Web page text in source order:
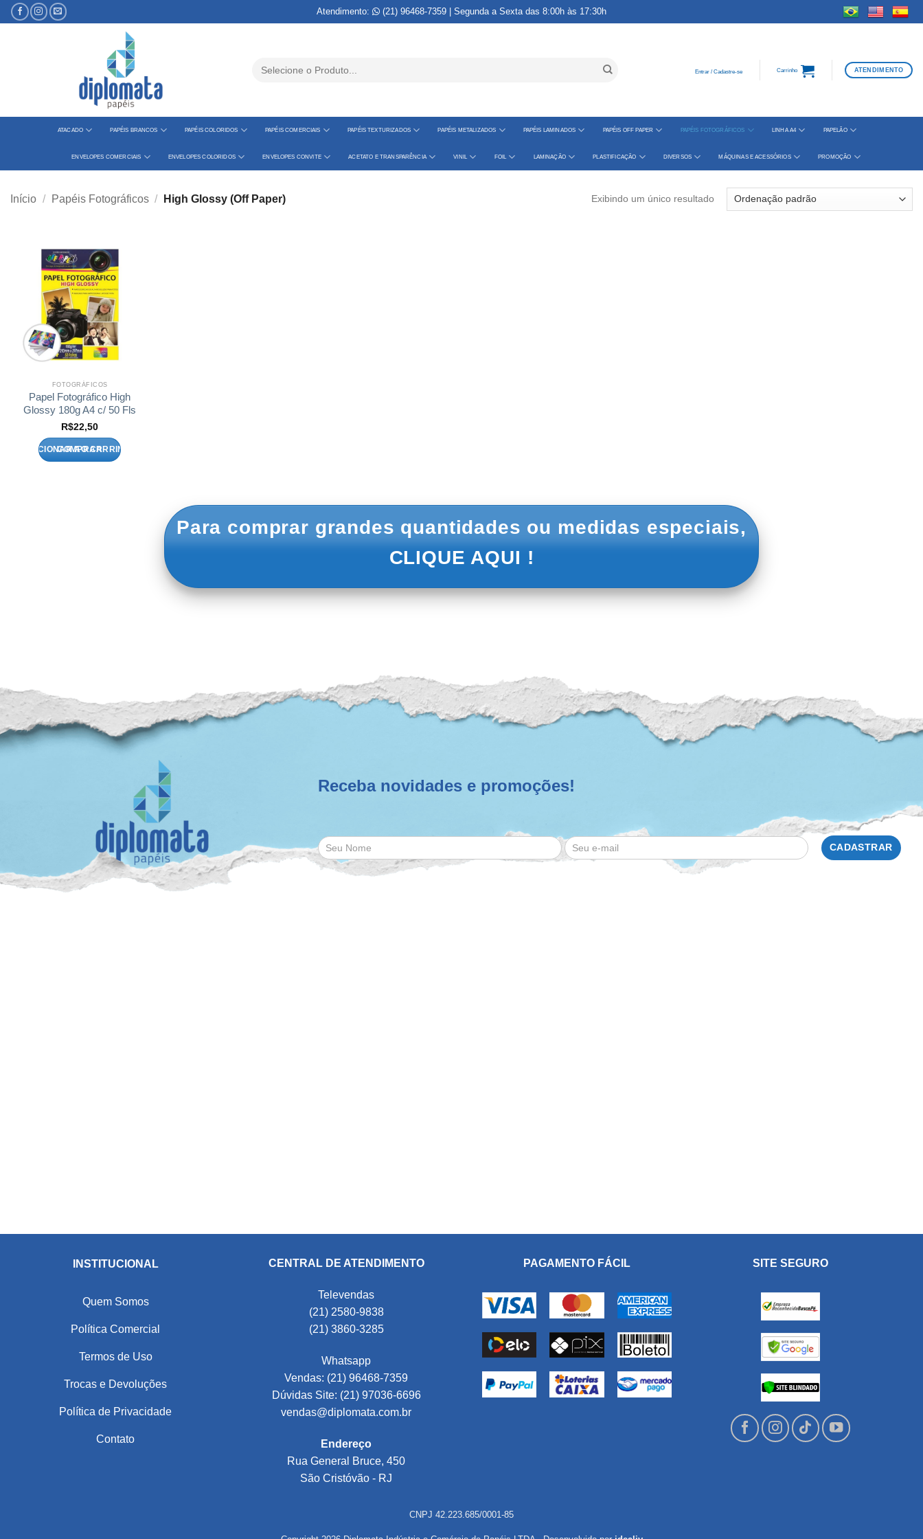
Skip
to
Atendimento: (21) 96468-7359 | Segunda a Sexta das 8:00h às 17:30h
por:
Entrar / Cadastre-se Carrinho ATENDIMENTO
ATACADO PAPÉIS BRANCOS PAPÉIS COLORIDOS PAPÉIS COMERCIAIS PAPÉIS TEXTURIZADOS PAPÉIS METALIZADOS PAPÉIS LAMINADOS PAPÉIS OFF PAPER PAPÉIS FOTOGRÁFICOS LINHA A4 PAPELÃO
ENVELOPES COMERCIAIS ENVELOPES COLORIDOS ENVELOPES CONVITE ACETATO E TRANSPARÊNCIA VINIL FOIL LAMINAÇÃO PLASTIFICAÇÃO DIVERSOS MÁQUINAS E ACESSÓRIOS PROMOÇÃO
Início / Papéis Fotográficos / High Glossy (Off Paper) Exibindo um único resultado
FOTOGRÁFICOS
Papel Fotográfico High
Glossy 180g A4 c/ 50 Fls
R$22,50
ADICIONAR AO CARRINHO
Para comprar grandes quantidades ou medidas especiais,
CLIQUE AQUI !
Receba novidades e promoções!
INSTITUCIONAL
Quem Somos
Política Comercial
Termos de Uso
Trocas e Devoluções
Política de Privacidade
Contato
CENTRAL DE ATENDIMENTO
Televendas
(21) 2580-9838
(21) 3860-3285
Whatsapp
Vendas: (21) 96468-7359
Dúvidas Site: (21) 97036-6696
vendas@diplomata.com.br
Endereço
Rua General Bruce, 450
São Cristóvão - RJ
PAGAMENTO FÁCIL SITE SEGURO
CNPJ 42.223.685/0001-85